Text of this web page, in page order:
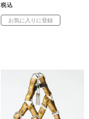
税込
お気に入りに登録